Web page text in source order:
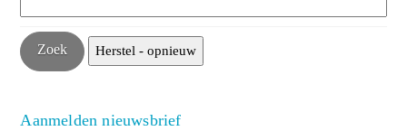
Aanmelden nieuwsbrief